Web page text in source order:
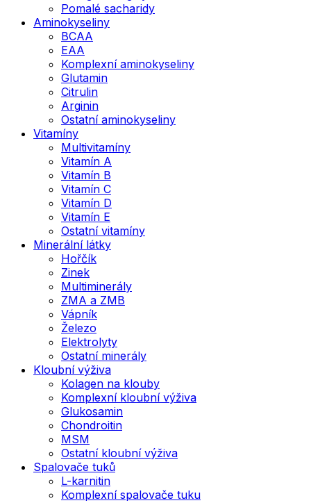
Pomalé sacharidy
Aminokyseliny
BCAA
EAA
Komplexní aminokyseliny
Glutamin
Citrulin
Arginin
Ostatní aminokyseliny
Vitamíny
Multivitamíny
Vitamín A
Vitamín B
Vitamín C
Vitamín D
Vitamín E
Ostatní vitamíny
Minerální látky
Hořčík
Zinek
Multiminerály
ZMA a ZMB
Vápník
Železo
Elektrolyty
Ostatní minerály
Kloubní výživa
Kolagen na klouby
Komplexní kloubní výživa
Glukosamin
Chondroitin
MSM
Ostatní kloubní výživa
Spalovače tuků
L-karnitin
Komplexní spalovače tuku